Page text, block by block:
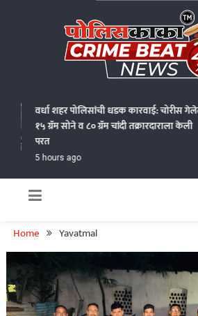
वर्धा शहर पोलिसांची धडक कारवाई: चोरीस गेलेले
१५ ग्रॅम सोने व ८० ग्रॅम चांदी तक्रारदाराला केली
परत
5 hours ago
Home Yavatmal